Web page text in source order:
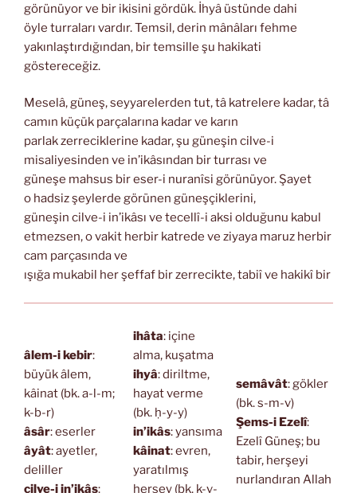
görünüyor ve bir ikisini gördük. İhyâ üstünde dahi
öyle turraları vardır. Temsil, derin mânâları fehme
yakınlaştırdığından, bir temsille şu hakikati
göstereceğiz.
Meselâ, güneş, seyyarelerden tut, tâ katrelere kadar, tâ
camın küçük parçalarına kadar ve karın
parlak zerreciklerine kadar, şu güneşin cilve-i
misaliyesinden ve in’ikâsından bir turrası ve
güneşe mahsus bir eser-i nuranîsi görünüyor. Şayet
o hadsiz şeylerde görünen güneşçiklerini,
güneşin cilve-i in’ikâsı ve tecellî-i aksi olduğunu kabul
etmezsen, o vakit herbir katrede ve ziyaya maruz herbir
cam parçasında ve
ışığa mukabil her şeffaf bir zerrecikte, tabiî ve hakikî bir
âlem-i kebir:
büyük âlem,
kâinat (bk. a-l-m;
k-b-r)
âsâr: eserler
âyât: ayetler,
deliller
cilve-i in’ikâs:
ihâta: içine
alma, kuşatma
ihyâ: diriltme,
hayat verme
(bk. ḥ-y-y)
in’ikâs: yansıma
kâinat: evren,
yaratılmış
herşey (bk. k-v-
semâvât: gökler
(bk. s-m-v)
Şems-i Ezelî:
Ezelî Güneş; bu
tabir, herşeyi
nurlandıran Allah